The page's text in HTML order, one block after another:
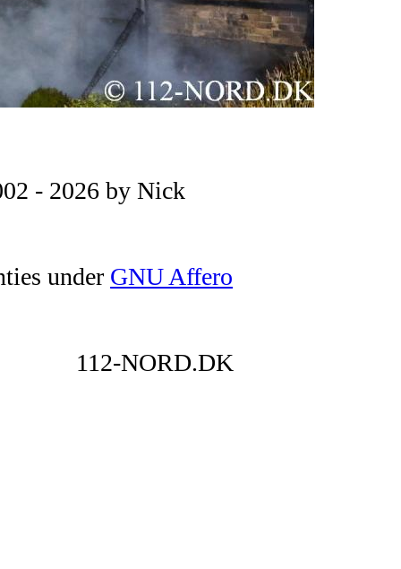
- 2026 by Nick
under GNU Affero
112-NORD.DK